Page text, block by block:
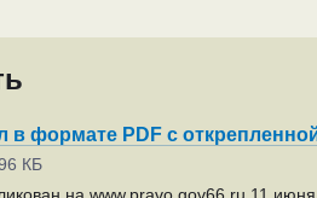
в формате PDF с
КБ
на www.pravo.gov66.ru 11 июня